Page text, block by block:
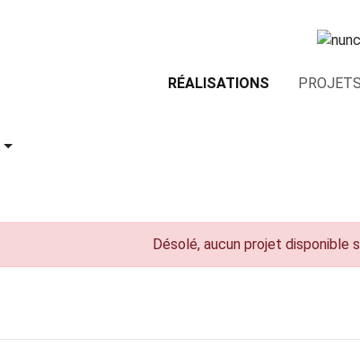
RÉALISATIONS PROJETS
Désolé, aucun projet